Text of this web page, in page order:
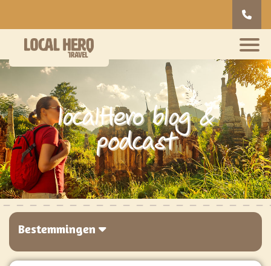
localHero blog &
podcast
Bestemmingen